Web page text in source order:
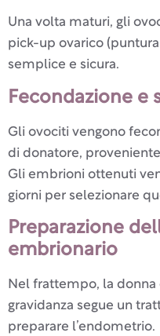
Una volta maturi, gli
pick-up ovarico
semplice e sicura.
Fecondazione
Gli ovociti vengono
di donatore,
Gli embrioni ottenuti
giorni per selezionare
Preparazione
embrionario
Nel frattempo, la donna
gravidanza segue un
preparare l’endometrio.